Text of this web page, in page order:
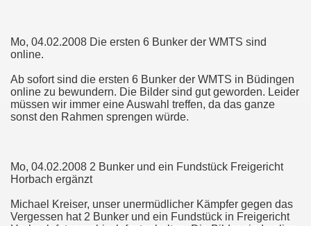
Mo, 04.02.2008 Die ersten 6 Bunker der WMTS sind
online.
Ab sofort sind die ersten 6 Bunker der WMTS in Büdingen
online zu bewundern. Die Bilder sind gut geworden. Leider
müssen wir immer eine Auswahl treffen, da das ganze
sonst den Rahmen sprengen würde.
Mo, 04.02.2008 2 Bunker und ein Fundstück Freigericht
Horbach ergänzt
Michael Kreiser, unser unermüdlicher Kämpfer gegen das
Vergessen hat 2 Bunker und ein Fundstück in Freigericht